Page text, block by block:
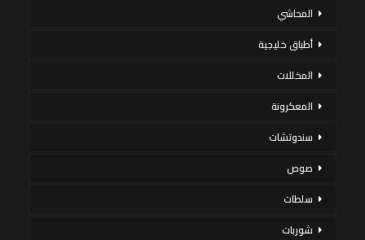
المحاشي
أطباق خليجية
المخللات
المعكرونة
سندوتشات
صوص
سلطات
شوربات